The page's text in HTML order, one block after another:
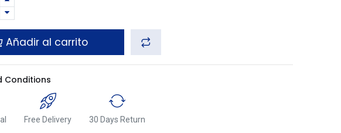
Añadir al carrito
Conditions
Free Delivery 30 Days Return